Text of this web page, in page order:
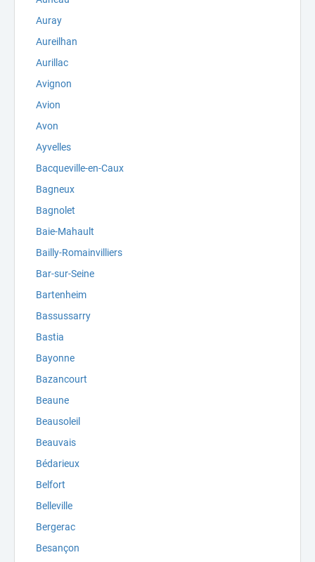
Auray
Aureilhan
Aurillac
Avignon
Avion
Avon
Ayvelles
Bacqueville-en-Caux
Bagneux
Bagnolet
Baie-Mahault
Bailly-Romainvilliers
Bar-sur-Seine
Bartenheim
Bassussarry
Bastia
Bayonne
Bazancourt
Beaune
Beausoleil
Beauvais
Bédarieux
Belfort
Belleville
Bergerac
Besançon